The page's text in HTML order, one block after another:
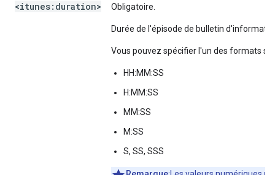
<itunes:duration> Obligatoire.
Durée de l'épisode de bulletin
Vous pouvez spécifier l'un des formats
HH:MM:SS
H:MM:SS
MM:SS
M:SS
S, SS, SSS